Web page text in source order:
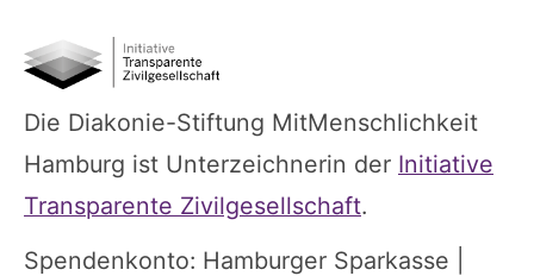
Die Diakonie-Stiftung MitMenschlichkeit
Hamburg ist Unterzeichnerin der Initiative
Transparente Zivilgesellschaft.
Spendenkonto: Hamburger Sparkasse |